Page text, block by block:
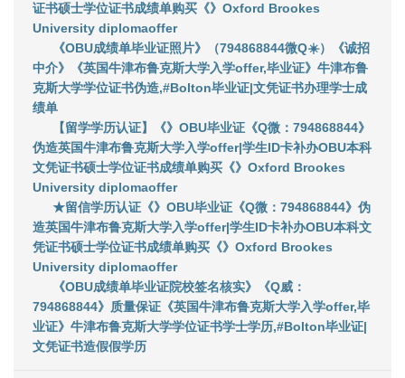
证书硕士学位证书成绩单购买《》Oxford Brookes
University diplomaoffer
《OBU成绩单毕业证照片》（794868844微Q☀️）《诚招
中介》《英国牛津布鲁克斯大学入学offer,毕业证》牛津布鲁
克斯大学学位证书伪造,#Bolton毕业证|文凭证书办理学士成
绩单
【留学学历认证】《》OBU毕业证《Q微：794868844》
伪造英国牛津布鲁克斯大学入学offer|学生ID卡补办OBU本科
文凭证书硕士学位证书成绩单购买《》Oxford Brookes
University diplomaoffer
★留信学历认证《》OBU毕业证《Q微：794868844》伪
造英国牛津布鲁克斯大学入学offer|学生ID卡补办OBU本科文
凭证书硕士学位证书成绩单购买《》Oxford Brookes
University diplomaoffer
《OBU成绩单毕业证院校签名核实》《Q威：
794868844》质量保证《英国牛津布鲁克斯大学入学offer,毕
业证》牛津布鲁克斯大学学位证书学士学历,#Bolton毕业证|
文凭证书造假假学历